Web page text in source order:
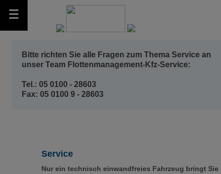
Bitte richten Sie alle Fragen zum Thema Service an
unser Team Flottenmanagement-Kfz-Service:
Tel.: 05 0100 - 28603
Fax: 05 0100 9 - 28603
Service
Nur ein technisch einwandfreies Fahrzeug bringt Sie